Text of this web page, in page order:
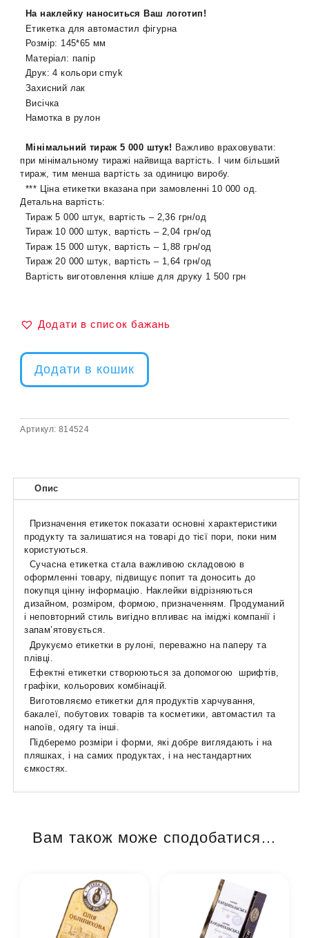
На наклейку наноситься Ваш логотип!
Етикетка для автомастил фігурна
Розмір: 145*65 мм
Матеріал: папір
Друк: 4 кольори сmyk
Захисний лак
Висічка
Намотка в рулон
Мінімальний тираж 5 000 штук! Важливо враховувати:
при мінімальному тиражі найвища вартість. І чим більший
тираж, тим менша вартість за одиницю виробу.
*** Ціна етикетки вказана при замовленні 10 000 од.
Детальна вартість:
Тираж 5 000 штук, вартість – 2,36 грн/од
Тираж 10 000 штук, вартість – 2,04 грн/од
Тираж 15 000 штук, вартість – 1,88 грн/од
Тираж 20 000 штук, вартість – 1,64 грн/од
Вартість виготовлення кліше для друку 1 500 грн
Додати в список бажань
Додати в кошик
Артикул: 814524
Опис
Призначення етикеток показати основні характеристики
продукту та залишатися на товарі до тієї пори, поки ним
користуються.
Сучасна етикетка стала важливою складовою в
оформленні товару, підвищує попит та доносить до
покупця цінну інформацію. Наклейки відрізняються
дизайном, розміром, формою, призначенням. Продуманий
і неповторний стиль вигідно впливає на іміджі компанії і
запам’ятовується.
Друкуємо етикетки в рулоні, переважно на паперу та
плівці.
Ефектні етикетки створюються за допомогою шрифтів,
графіки, кольорових комбінацій.
Виготовляємо етикетки для продуктів харчування,
бакалеї, побутових товарів та косметики, автомастил та
напоїв, одягу та інші.
Підберемо розміри і форми, які добре виглядають і на
пляшках, і на самих продуктах, і на нестандартних
ємкостях.
Вам також може сподобатися…